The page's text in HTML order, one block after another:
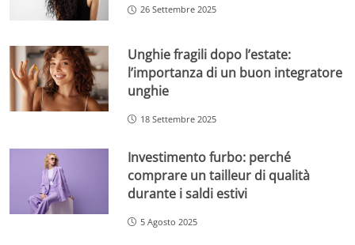
26 Settembre 2025
Unghie fragili dopo l’estate:
l’importanza di un buon integratore
unghie
18 Settembre 2025
Investimento furbo: perché
comprare un tailleur di qualità
durante i saldi estivi
5 Agosto 2025